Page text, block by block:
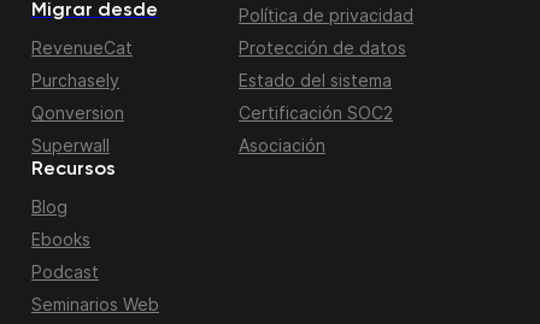
Migrar desde
RevenueCat
Purchasely
Qonversion
Superwall
Recursos
Blog
Ebooks
Podcast
Seminarios Web
Política de privacidad
Protección de datos
Estado del sistema
Certificación SOC2
Asociación